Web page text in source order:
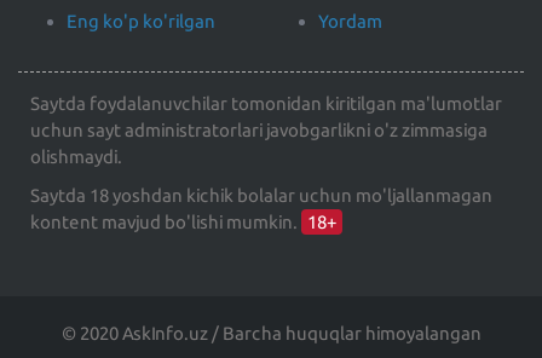
Eng ko'p ko'rilgan
Yordam
Saytda foydalanuvchilar tomonidan kiritilgan ma'lumotlar
uchun sayt administratorlari javobgarlikni o'z zimmasiga
olishmaydi.
Saytda 18 yoshdan kichik bolalar uchun mo'ljallanmagan
kontent mavjud bo'lishi mumkin. 18+
© 2020 AskInfo.uz / Barcha huquqlar himoyalangan